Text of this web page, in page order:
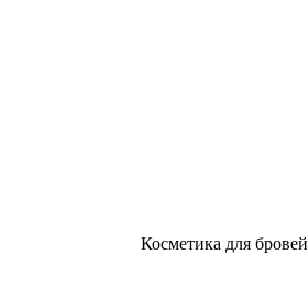
Косметика для бровей